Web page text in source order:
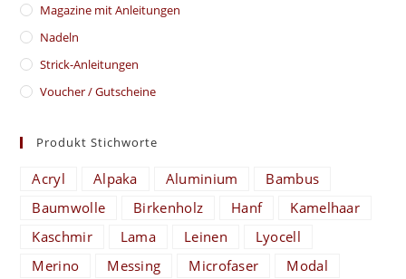
Magazine mit Anleitungen
Nadeln
Strick-Anleitungen
Voucher / Gutscheine
Produkt Stichworte
Acryl Alpaka Aluminium
Bambus
Baumwolle
Birkenholz Hanf
Kamelhaar
Kaschmir
Lama Leinen
Lyocell
Merino
Messing Microfaser
Modal